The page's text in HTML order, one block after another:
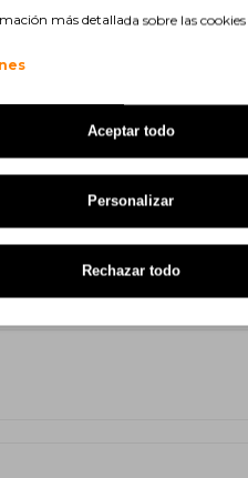
más detallada sobre las
Aceptar todo
Personalizar
Rechazar todo